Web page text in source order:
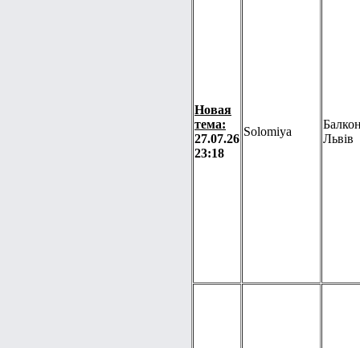
Новая
тема:
27.07.26
23:18
Solomiya
Львів